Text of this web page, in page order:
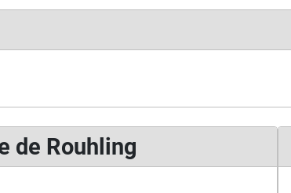
de Rouhling